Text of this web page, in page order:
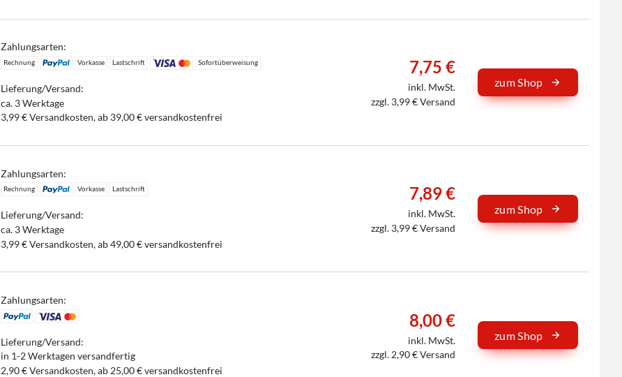
Zahlungsarten:
Rechnung Vorkasse Lastschrift Sofortüberweisung
Lieferung/Versand:
ca. 3 Werktage
3,99 € Versandkosten, ab 39,00 € versandkostenfrei
7,75 €
inkl. MwSt.
zzgl. 3,99 € Versand
zum Shop
Zahlungsarten:
Rechnung Vorkasse Lastschrift
Lieferung/Versand:
ca. 3 Werktage
3,99 € Versandkosten, ab 49,00 € versandkostenfrei
7,89 €
inkl. MwSt.
zzgl. 3,99 € Versand
zum Shop
Zahlungsarten:
Lieferung/Versand:
in 1-2 Werktagen versandfertig
2,90 € Versandkosten, ab 25,00 € versandkostenfrei
8,00 €
inkl. MwSt.
zzgl. 2,90 € Versand
zum Shop